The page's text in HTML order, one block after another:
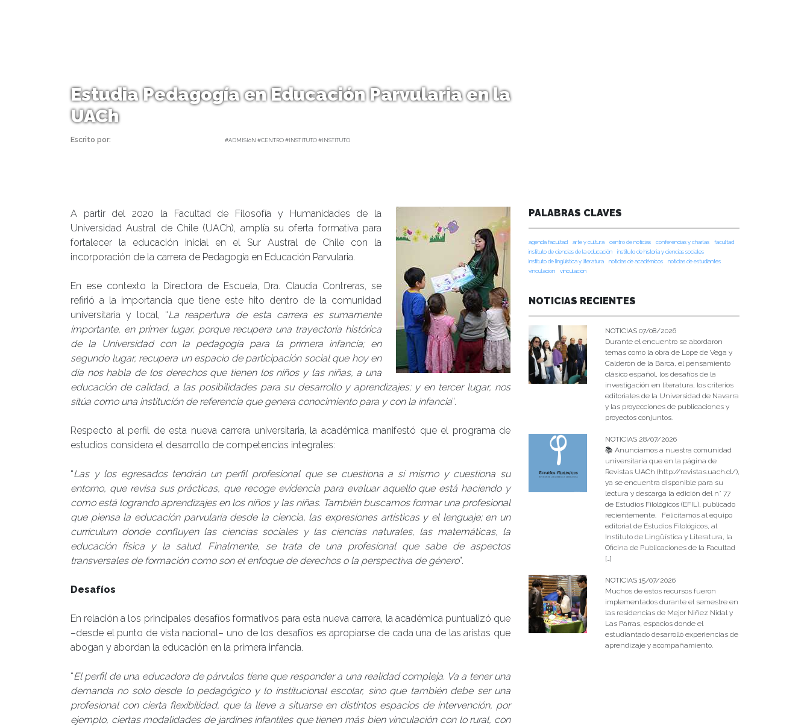
Estudia Pedagogía en Educación Parvularia en la
UACh
Escrito por: #ADMISIóN #CENTRO #INSTITUTO #INSTITUTO
A partir del 2020 la Facultad de Filosofía y Humanidades de la
Universidad Austral de Chile (UACh), amplía su oferta formativa para
fortalecer la educación inicial en el Sur Austral de Chile con la
incorporación de la carrera de Pedagogía en Educación Parvularia.
En ese contexto la Directora de Escuela, Dra. Claudia Contreras, se
refirió a la importancia que tiene este hito dentro de la comunidad
universitaria y local, “La reapertura de esta carrera es sumamente
importante, en primer lugar, porque recupera una trayectoria histórica
de la Universidad con la pedagogía para la primera infancia; en
segundo lugar, recupera un espacio de participación social que hoy en
día nos habla de los derechos que tienen los niños y las niñas, a una
educación de calidad, a las posibilidades para su desarrollo y aprendizajes; y en tercer lugar, nos
sitúa como una institución de referencia que genera conocimiento para y con la infancia”.
Respecto al perfil de esta nueva carrera universitaria, la académica manifestó que el programa de
estudios considera el desarrollo de competencias integrales:
“Las y los egresados tendrán un perfil profesional que se cuestiona a sí mismo y cuestiona su
entorno, que revisa sus prácticas, que recoge evidencia para evaluar aquello que está haciendo y
como está logrando aprendizajes en los niños y las niñas. También buscamos formar una profesional
que piensa la educación parvularia desde la ciencia, las expresiones artísticas y el lenguaje; en un
curriculum donde confluyen las ciencias sociales y las ciencias naturales, las matemáticas, la
educación física y la salud. Finalmente, se trata de una profesional que sabe de aspectos
transversales de formación como son el enfoque de derechos o la perspectiva de género”.
Desafíos
En relación a los principales desafíos formativos para esta nueva carrera, la académica puntualizó que
–desde el punto de vista nacional– uno de los desafíos es apropiarse de cada una de las aristas que
abogan y abordan la educación en la primera infancia.
“El perfil de una educadora de párvulos tiene que responder a una realidad compleja. Va a tener una
demanda no solo desde lo pedagógico y lo institucional escolar, sino que también debe ser una
profesional con cierta flexibilidad, que la lleve a situarse en distintos espacios de intervención, por
ejemplo, ciertas modalidades de jardines infantiles que tienen más bien vinculación con lo rural, con
PALABRAS CLAVES
agenda facultad arte y cultura centro de noticias conferencias y charlas
facultad
instituto de ciencias de la educación
instituto de historia y ciencias sociales
instituto de lingüística y literatura
noticias de académicos
noticias de estudiantes
vinculacion
vinculación
NOTICIAS RECIENTES
NOTICIAS 07/08/2026
Durante el encuentro se abordaron
temas como la obra de Lope de Vega y
Calderón de la Barca, el pensamiento
clásico español, los desafíos de la
investigación en literatura, los criterios
editoriales de la Universidad de Navarra
y las proyecciones de publicaciones y
proyectos conjuntos.
NOTICIAS 28/07/2026
📚 Anunciamos a nuestra comunidad
universitaria que en la página de
Revistas UACh (http://revistas.uach.cl/),
ya se encuentra disponible para su
lectura y descarga la edición del n° 77
de Estudios Filológicos (EFIL), publicado
recientemente. Felicitamos al equipo
editorial de Estudios Filológicos, al
Instituto de Lingüística y Literatura, la
Oficina de Publicaciones de la Facultad
[…]
NOTICIAS 15/07/2026
Muchos de estos recursos fueron
implementados durante el semestre en
las residencias de Mejor Niñez Nidal y
Las Parras, espacios donde el
estudiantado desarrolló experiencias de
aprendizaje y acompañamiento.